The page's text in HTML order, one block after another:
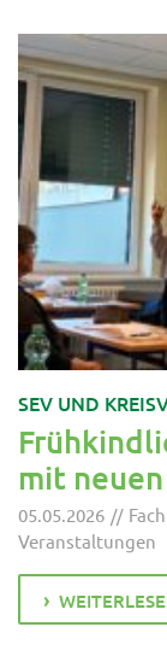
SEV UND
mit
05.05.2026
Veranstaltungen